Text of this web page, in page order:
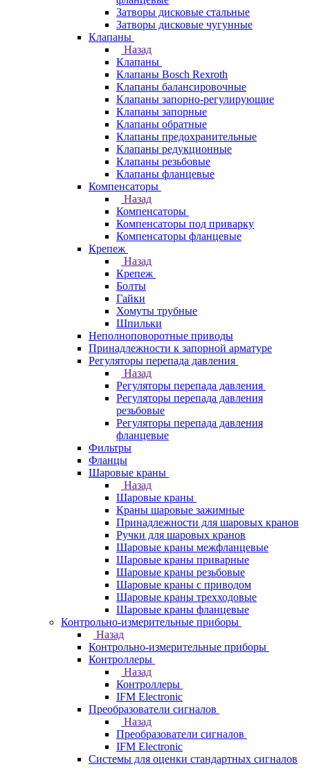
Затворы дисковые стальные
Затворы дисковые чугунные
Клапаны
Назад
Клапаны
Клапаны Bosch Rexroth
Клапаны балансировочные
Клапаны запорно-регулирующие
Клапаны запорные
Клапаны обратные
Клапаны предохранительные
Клапаны редукционные
Клапаны резьбовые
Клапаны фланцевые
Компенсаторы
Назад
Компенсаторы
Компенсаторы под приварку
Компенсаторы фланцевые
Крепеж
Назад
Крепеж
Болты
Гайки
Хомуты трубные
Шпильки
Неполноповоротные приводы
Принадлежности к запорной арматуре
Регуляторы перепада давления
Назад
Регуляторы перепада давления
Регуляторы перепада давления
резьбовые
Регуляторы перепада давления
фланцевые
Фильтры
Фланцы
Шаровые краны
Назад
Шаровые краны
Краны шаровые зажимные
Принадлежности для шаровых кранов
Ручки для шаровых кранов
Шаровые краны межфланцевые
Шаровые краны приварные
Шаровые краны резьбовые
Шаровые краны с приводом
Шаровые краны трехходовые
Шаровые краны фланцевые
Контрольно-измерительные приборы
Назад
Контрольно-измерительные приборы
Контроллеры
Назад
Контроллеры
IFM Electronic
Преобразователи сигналов
Назад
Преобразователи сигналов
IFM Electronic
Системы для оценки стандартных сигналов